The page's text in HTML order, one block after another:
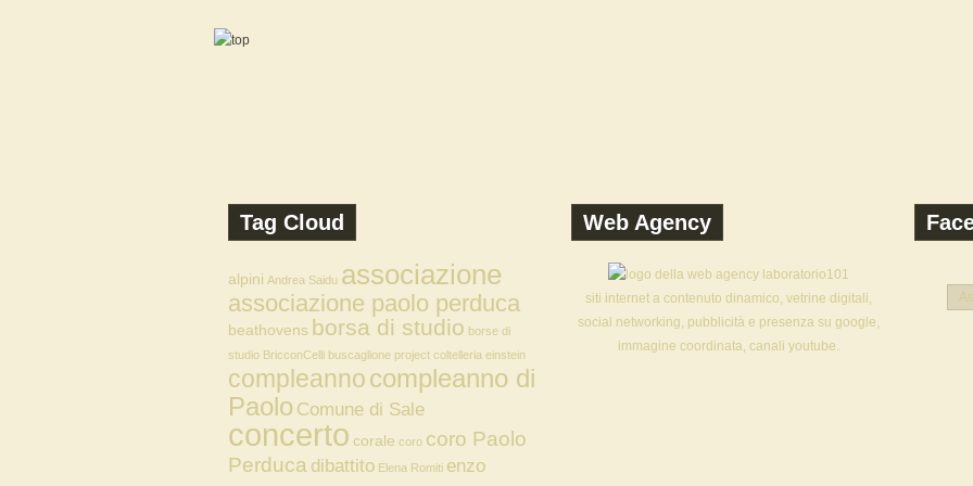
Tag Cloud
alpini Andrea Saidu associazione
associazione paolo perduca
beathovens borsa di studio borse di
studio BricconCelli buscaglione project coltelleria einstein
compleannocompleanno di
Paolo Comune di Sale
concerto corale coro coro Paolo
Perduca dibattito Elena Romiti enzo
Web Agency
siti internet a contenuto dinamico, vetrine digitali,
social networking, pubblicità e presenza su google,
immagine coordinata, canali youtube.